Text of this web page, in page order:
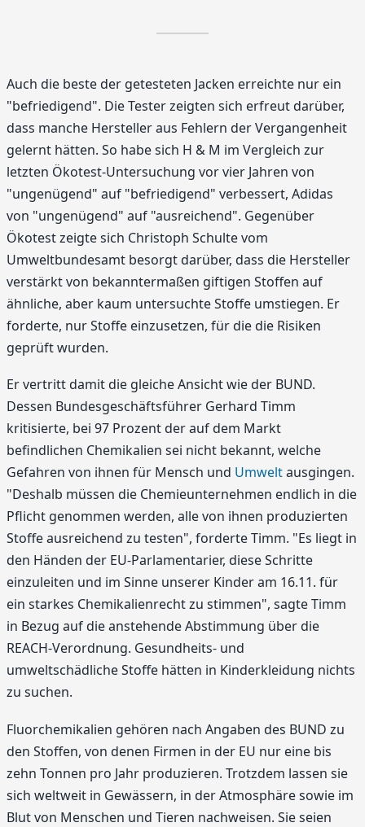
Auch die beste der getesteten Jacken erreichte nur ein
"befriedigend". Die Tester zeigten sich erfreut darüber,
dass manche Hersteller aus Fehlern der Vergangenheit
gelernt hätten. So habe sich H & M im Vergleich zur
letzten Ökotest-Untersuchung vor vier Jahren von
"ungenügend" auf "befriedigend" verbessert, Adidas
von "ungenügend" auf "ausreichend". Gegenüber
Ökotest zeigte sich Christoph Schulte vom
Umweltbundesamt besorgt darüber, dass die Hersteller
verstärkt von bekanntermaßen giftigen Stoffen auf
ähnliche, aber kaum untersuchte Stoffe umstiegen. Er
forderte, nur Stoffe einzusetzen, für die die Risiken
geprüft wurden.
Er vertritt damit die gleiche Ansicht wie der BUND.
Dessen Bundesgeschäftsführer Gerhard Timm
kritisierte, bei 97 Prozent der auf dem Markt
befindlichen Chemikalien sei nicht bekannt, welche
Gefahren von ihnen für Mensch und Umweltausgingen.
"Deshalb müssen die Chemieunternehmen endlich in die
Pflicht genommen werden, alle von ihnen produzierten
Stoffe ausreichend zu testen", forderte Timm. "Es liegt in
den Händen der EU-Parlamentarier, diese Schritte
einzuleiten und im Sinne unserer Kinder am 16.11. für
ein starkes Chemikalienrecht zu stimmen", sagte Timm
in Bezug auf die anstehende Abstimmung über die
REACH-Verordnung. Gesundheits- und
umweltschädliche Stoffe hätten in Kinderkleidung nichts
zu suchen.
Fluorchemikalien gehören nach Angaben des BUND zu
den Stoffen, von denen Firmen in der EU nur eine bis
zehn Tonnen pro Jahr produzieren. Trotzdem lassen sie
sich weltweit in Gewässern, in der Atmosphäre sowie im
Blut von Menschen und Tieren nachweisen. Sie seien